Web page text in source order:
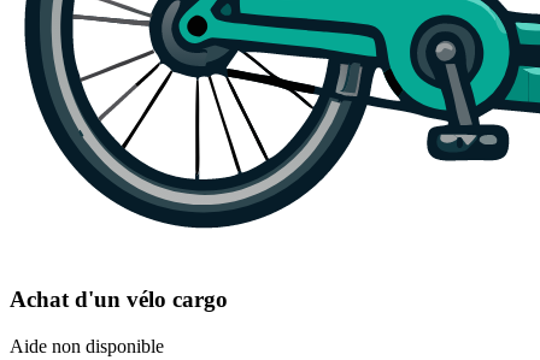
Achat d'un vélo cargo
Aide non disponible